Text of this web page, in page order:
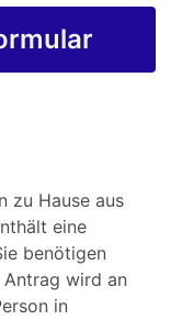
zu Hause aus
eine
benötigen
wird an
in